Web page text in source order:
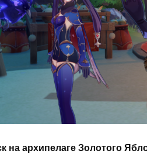
на архипелаге Золотого